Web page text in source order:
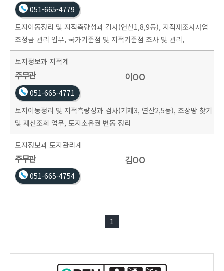
051-665-4779
토지이동정리 및 지적측량성과 검사(연산1,8,9동), 지적재조사사업
조정금 관리 업무, 국가기준점 및 지적기준점 조사 및 관리,
토지정보과 지적계
주무관 이OO
051-665-4771
토지이동정리 및 지적측량성과 검사(거제3, 연산2,5동), 조상땅 찾기
및 재산조회 업무, 토지소유권 변동 정리
토지정보과 토지관리계
주무관 김OO
051-665-4754
1